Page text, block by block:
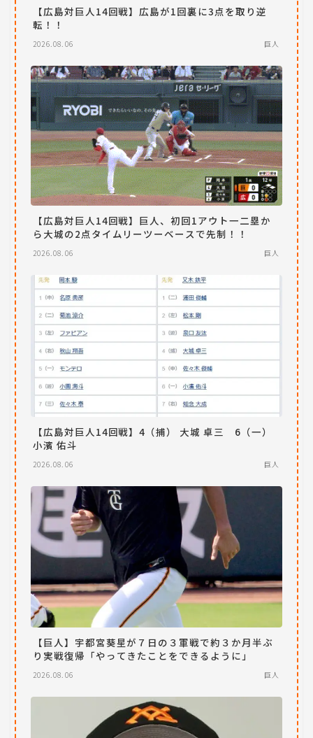
【広島対巨人14回戦】広島が1回裏に3点を取り逆
転！！
2026.08.06 巨人
【広島対巨人14回戦】巨人、初回1アウト一二塁か
ら大城の2点タイムリーツーベースで先制！！
2026.08.06 巨人
【広島対巨人14回戦】4（捕） 大城 卓三 6（一）
小濱 佑斗
2026.08.06 巨人
【巨人】宇都宮葵星が７日の３軍戦で約３か月半ぶ
り実戦復帰「やってきたことをできるように」
2026.08.06 巨人